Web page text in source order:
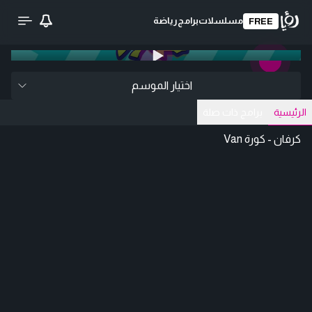
FREE مسلسلاتبرامج رياضة
اختيار الموسم
الرئيسية
كرفان - كورة Van